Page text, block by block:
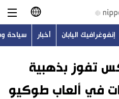
日本語
English
简体字
إنفوغرافيك اليابان أخبار سياحة
تفوز بذهبية
في ألعاب طوكيو